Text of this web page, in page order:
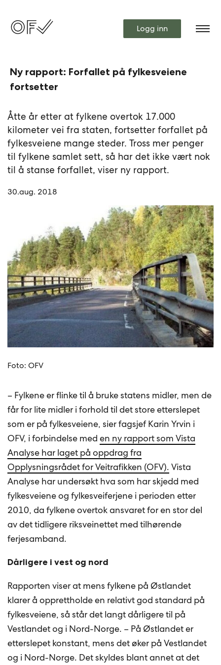
Logg inn
Ny rapport: Forfallet på fylkesveiene
fortsetter
Åtte år etter at fylkene overtok 17.000
kilometer vei fra staten, fortsetter forfallet på
fylkesveiene mange steder. Tross mer penger
til fylkene samlet sett, så har det ikke vært nok
til å stanse forfallet, viser ny rapport.
30.aug. 2018
Foto: OFV
– Fylkene er flinke til å bruke statens midler, men de
får for lite midler i forhold til det store etterslepet
som er på fylkesveiene, sier fagsjef Karin Yrvin i
OFV, i forbindelse meden ny rapport som Vista
Analyse har laget på oppdrag fra
Opplysningsrådet for Veitrafikken (OFV). Vista
Analyse har undersøkt hva som har skjedd med
fylkesveiene og fylkesveiferjene i perioden etter
2010, da fylkene overtok ansvaret for en stor del
av det tidligere riksveinettet med tilhørende
ferjesamband.
Dårligere i vest og nord
Rapporten viser at mens fylkene på Østlandet
klarer å opprettholde en relativt god standard på
fylkesveiene, så står det langt dårligere til på
Vestlandet og i Nord-Norge. – På Østlandet er
etterslepet konstant, mens det øker på Vestlandet
og i Nord-Norge. Det skyldes blant annet at det